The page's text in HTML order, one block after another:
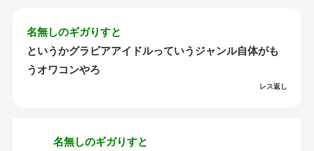
名無しのギガりすと
というかグラビアアイドルっていうジャンル自体がも
うオワコンやろ
レス返し
名無しのギガりすと